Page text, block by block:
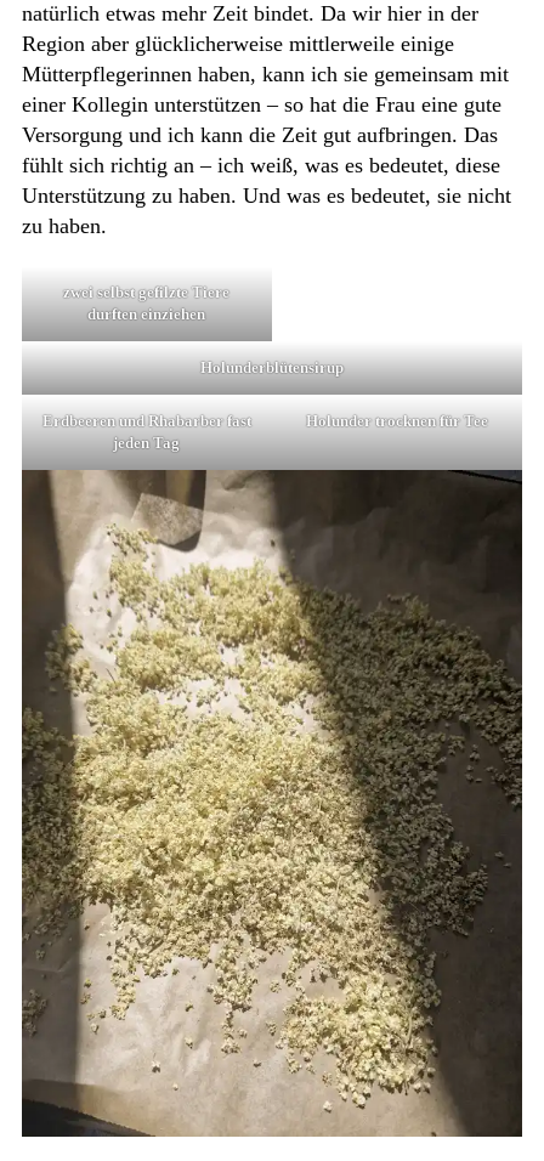
natürlich etwas mehr Zeit bindet. Da wir hier in der
Region aber glücklicherweise mittlerweile einige
Mütterpflegerinnen haben, kann ich sie gemeinsam mit
einer Kollegin unterstützen – so hat die Frau eine gute
Versorgung und ich kann die Zeit gut aufbringen. Das
fühlt sich richtig an – ich weiß, was es bedeutet, diese
Unterstützung zu haben. Und was es bedeutet, sie nicht
zu haben.
zwei selbst gefilzte Tiere
durften einziehen
Holunderblütensirup
Erdbeeren und Rhabarber fast
jeden Tag
Holunder trocknen für Tee